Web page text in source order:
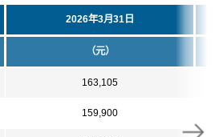
2026年3月31日
（元）
163,105
159,900